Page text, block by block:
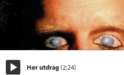
Hør utdrag (2:24)